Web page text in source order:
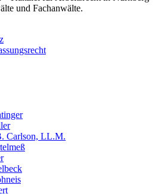
und Fachanwälte.
Carlson, LL.M.